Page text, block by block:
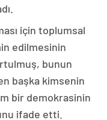
için toplumsal
edilmesinin
bunun
başka kimsenin
bir demokrasinin
ifade etti.